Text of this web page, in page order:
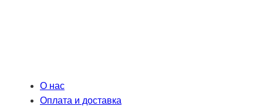
О нас
Оплата и доставка